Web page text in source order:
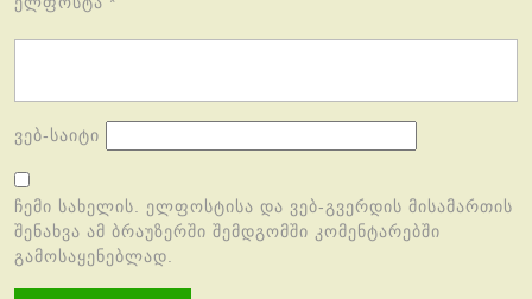
ვებ-საიტი
ჩემი სახელის. ელფოსტისა და ვებ-გვერდის მისამართის
შენახვა ამ ბრაუზერში შემდგომში კომენტარებში
გამოსაყენებლად.